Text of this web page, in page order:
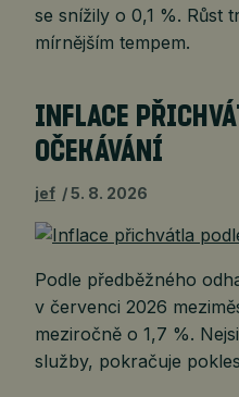
se snížily o 0,1 %. Růst
mírnějším tempem.
INFLACE
OČEKÁVÁNÍ
jef 5. 8. 2026
Podle předběžného
v červenci 2026
meziročně o 1,7 %.
služby, pokračuje